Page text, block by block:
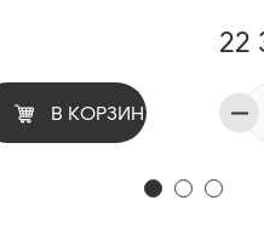
В КОРЗИНУ
22